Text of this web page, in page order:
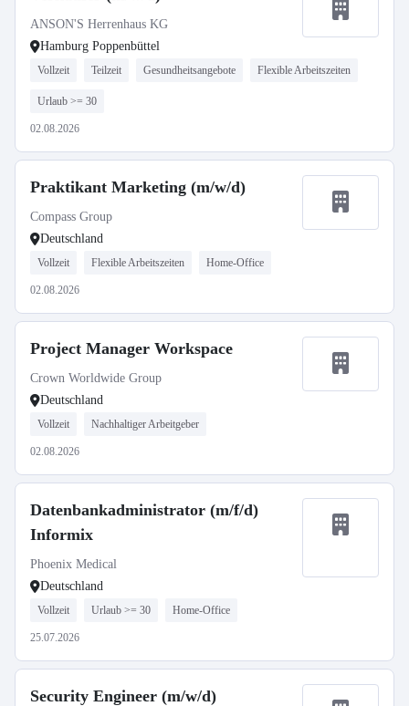
ANSON'S Herrenhaus KG
Hamburg Poppenbüttel
Vollzeit Teilzeit Gesundheitsangebote Flexible Arbeitszeiten
Urlaub >= 30
02.08.2026
Praktikant Marketing (m/w/d)
Compass Group
Deutschland
Vollzeit Flexible Arbeitszeiten Home-Office
02.08.2026
Project Manager Workspace
Crown Worldwide Group
Deutschland
Vollzeit Nachhaltiger Arbeitgeber
02.08.2026
Datenbankadministrator (m/f/d)
Informix
Phoenix Medical
Deutschland
Vollzeit Urlaub >= 30 Home-Office
25.07.2026
Security Engineer (m/w/d)